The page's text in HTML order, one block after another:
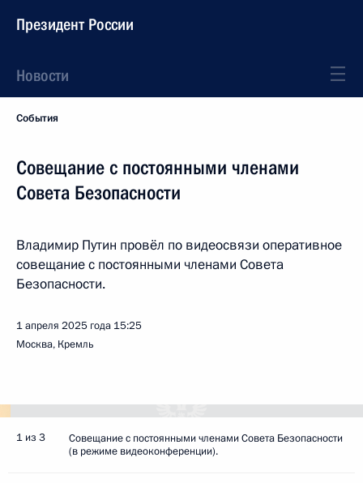
Президент России
Новости
События
Совещание с постоянными членами
Совета Безопасности
Владимир Путин провёл по видеосвязи оперативное
совещание с постоянными членами Совета
Безопасности.
1 апреля 2025 года 15:25
Москва, Кремль
1 из 3
Совещание с постоянными членами Совета Безопасности
(в режиме видеоконференции).